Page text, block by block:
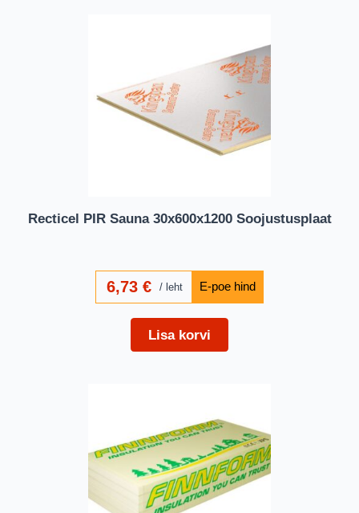
Recticel PIR Sauna 30x600x1200 Soojustusplaat
6,73€ leht
Lisa korvi